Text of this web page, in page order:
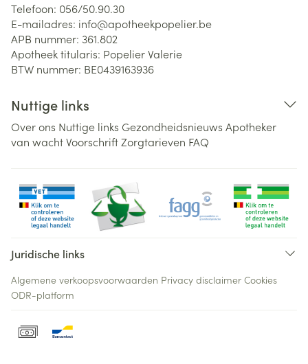
Telefoon: 056/50.90.30
E-mailadres: info@apotheekpopelier.be
APB nummer: 361.802
Apotheek titularis: Popelier Valerie
BTW nummer: BE0439163936
Nuttige links
Over ons Nuttige links Gezondheidsnieuws Apotheker
van wachtVoorschriftZorgtarieven FAQ
Juridische links
Algemene verkoopsvoorwaarden Privacy disclaimer Cookies
ODR-platform